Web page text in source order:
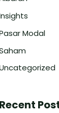
Modal
Recent